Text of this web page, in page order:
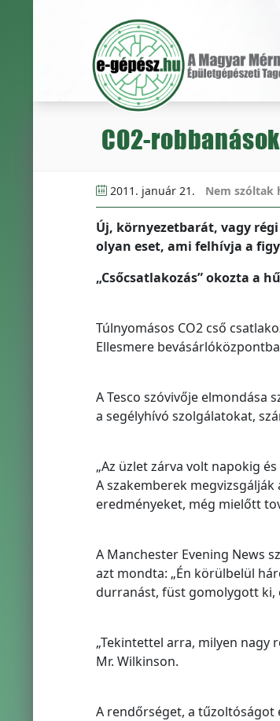
CO2-
2011. január 21. Nem szóltak
Új, környezetbarát, vagy
olyan eset, ami felhívja a
„Csőcsatlakozás” okozta a
Túlnyomásos CO2 cső
Ellesmere
A Tesco szóvivője elmondása
a segélyhívó szolgálatokat,
„Az üzlet zárva volt napokig
A szakemberek
eredményeket, még mielőtt
A Manchester Evening News
azt mondta: „Én körülbelül
durranást, füst gomolygott ki,
„Tekintettel arra, milyen nagy
Mr. Wilkinson.
A rendőrséget, a tűzoltóságot